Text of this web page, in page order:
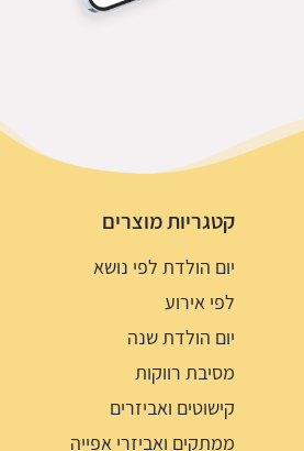
קטגריות מוצרים
יום הולדת לפי נושא
לפי אירוע
יום הולדת שנה
מסיבת רווקות
קישוטים ואביזרים
ממתקים ואביזרי אפייה